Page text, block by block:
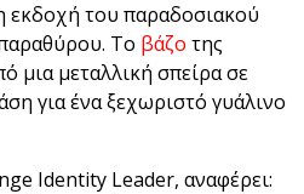
εκδοχή του παραδοσιακού
Το βάζο της
μια μεταλλική σπείρα σε
για ένα ξεχωριστό γυάλινο
Identity Leader, αναφέρει: